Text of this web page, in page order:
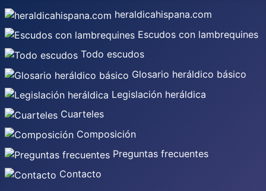
heraldicahispana.com
Escudos con lambrequines
Todo escudos
Glosario heráldico básico
Legislación heráldica
Cuarteles
Composición
Preguntas frecuentes
Contacto